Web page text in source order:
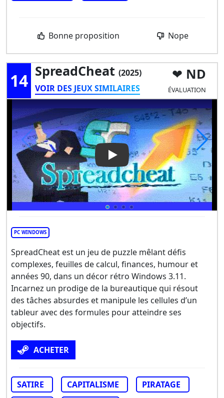
Bonne proposition Nope
14 SpreadCheat (2025)
VOIR DES JEUX SIMILAIRES
ND
ÉVALUATION
Play Video: SpreadCheat
PC WINDOWS
SpreadCheat est un jeu de puzzle mêlant défis
complexes, feuilles de calcul, finances, humour et
années 90, dans un décor rétro Windows 3.11.
Incarnez un prodige de la bureautique qui résout
des tâches absurdes et manipule les cellules d’un
tableur avec des formules pour atteindre ses
objectifs.
ACHETER
SATIRE CAPITALISME
PIRATAGE